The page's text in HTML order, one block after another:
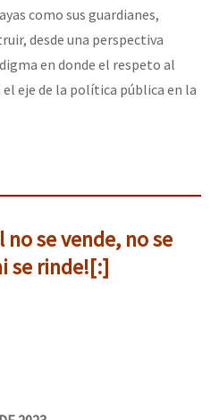
como sus guardianes,
desde una perspectiva
en donde el respeto al
eje de la política pública en la
no se vende, no se
se rinde![:]